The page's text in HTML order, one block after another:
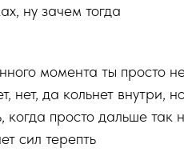
ну зачем тогда
момента ты просто
нет, да кольнет внутри,
когда просто дальше так
сил терепть